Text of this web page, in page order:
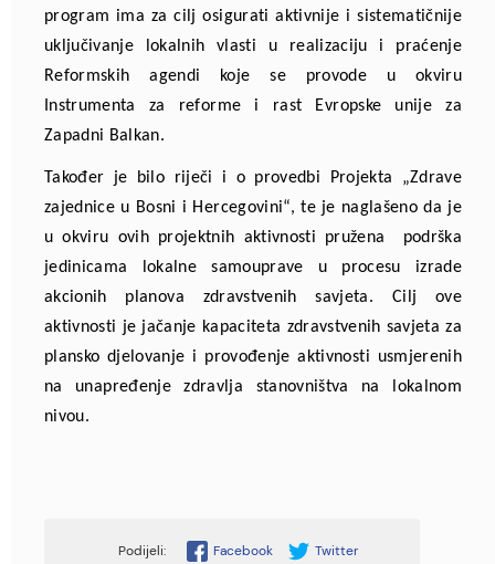
program ima za cilj osigurati aktivnije i sistematičnije
uključivanje lokalnih vlasti u realizaciju i praćenje
Reformskih agendi koje se provode u okviru
Instrumenta za reforme i rast Evropske unije za
Zapadni Balkan.
Također je bilo riječi i o provedbi Projekta „Zdrave
zajednice u Bosni i Hercegovini“, te je naglašeno da je
u okviru ovih projektnih aktivnosti pružena podrška
jedinicama lokalne samouprave u procesu izrade
akcionih planova zdravstvenih savjeta. Cilj ove
aktivnosti je jačanje kapaciteta zdravstvenih savjeta za
plansko djelovanje i provođenje aktivnosti usmjerenih
na unapređenje zdravlja stanovništva na lokalnom
nivou.
Facebook Twitter